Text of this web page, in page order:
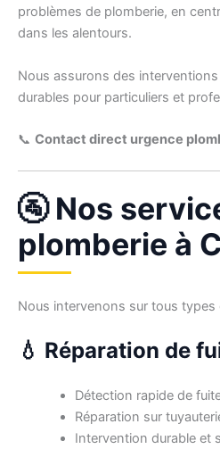
problèmes de plomberie, en
dans les alentours.
Nous assurons des
durables pour particuliers et
📞 Contact direct urgence
🚰 Nos
plomberie à
Nous intervenons sur tous
💧 Réparation de
Détection rapide de
Réparation sur
Intervention durable et